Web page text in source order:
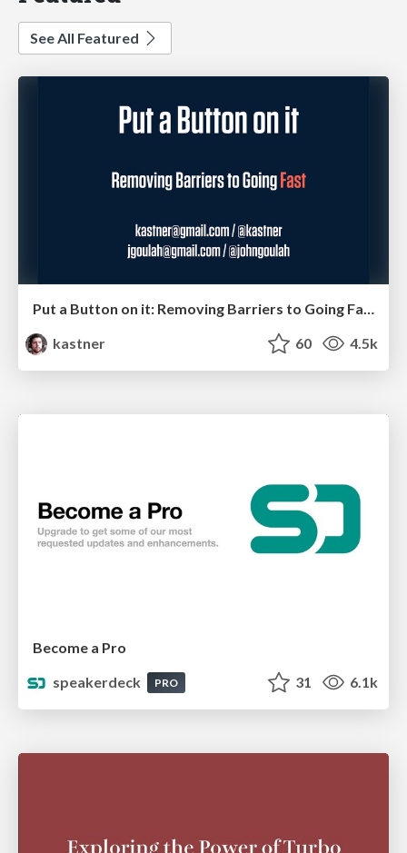
See All Featured
Put a Button on it: Removing Barriers to Going Fast.
kastner
60 4.5k
Become a Pro
speakerdeck
PRO 31 6.1k